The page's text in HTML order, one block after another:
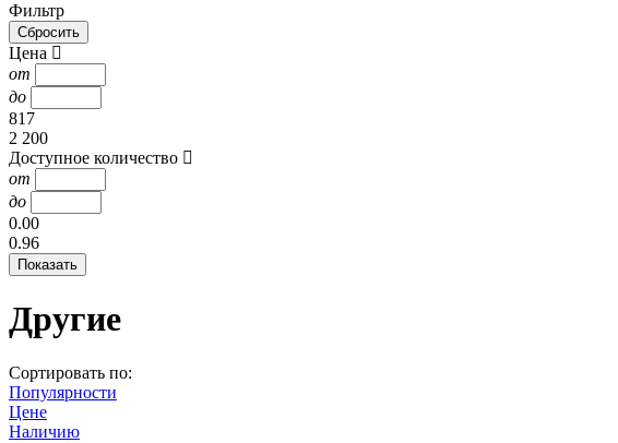
Фильтр
Цена
от
до
817
2 200
Доступное количество
от
до
0.00
0.96
Другие
Сортировать по:
Популярности
Цене
Наличию